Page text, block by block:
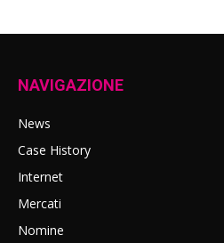
NAVIGAZIONE
News
Case History
Internet
Mercati
Nomine